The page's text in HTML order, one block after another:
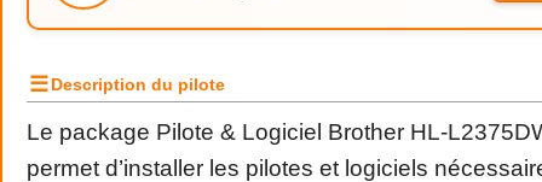
☰Description du pilote
Le package Pilote & Logiciel Brother HL-
permet d’installer les pilotes et logiciels